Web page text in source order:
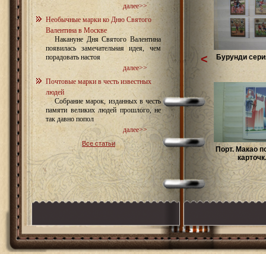
далее>>
Необычные марки ко Дню Святого
Валентина в Москве
Накануне Дня Святого Валентина
появилась замечательная идея, чем
порадовать настоя
далее>>
Почтовые марки в честь известных
людей
Собрание марок, изданных в честь
памяти великих людей прошлого, не
так давно попол
далее>>
Все статьи
Бурунди
Порт. Макао
<